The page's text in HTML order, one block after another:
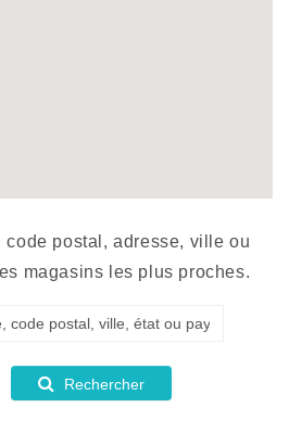
code postal, adresse, ville ou
magasins les plus proches.
Rechercher